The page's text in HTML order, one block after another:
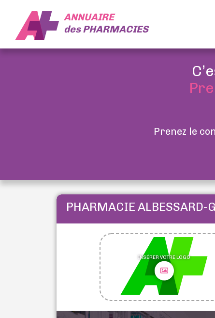
ANNUAIRE
desPHARMACIES
Prenez le
PHARMACIE ALBESSARD-
INSÉRER VOTRE LOGO